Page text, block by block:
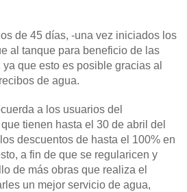
de 45 días, -una vez iniciados los
al tanque para beneficio de las
que esto es posible gracias al
de agua.
a los usuarios del
tienen hasta el 30 de abril del
descuentos de hasta el 100% en
a fin de que se regularicen y
de más obras que realiza el
un mejor servicio de agua,